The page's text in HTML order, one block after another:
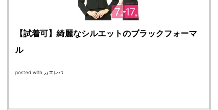
【試着可】綺麗なシルエットのブラックフォーマ
ル
posted with カエレバ